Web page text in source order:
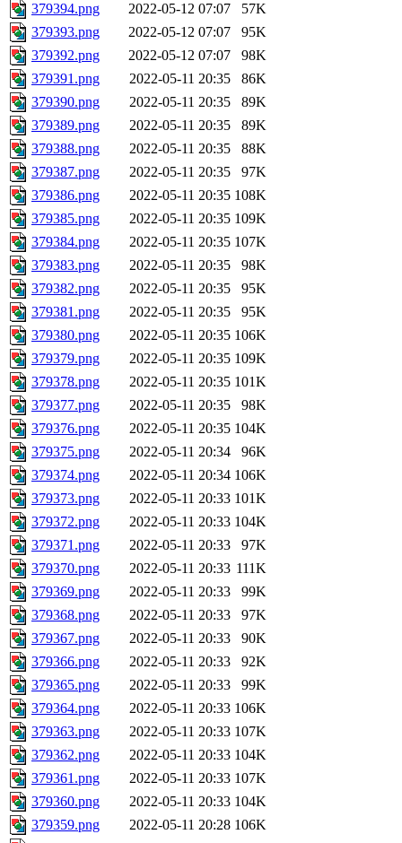
379394.png
2022-05-12 07:07
57K
379393.png
2022-05-12 07:07
95K
379392.png
2022-05-12 07:07
98K
379391.png
2022-05-11 20:35
86K
379390.png
2022-05-11 20:35
89K
379389.png
2022-05-11 20:35
89K
379388.png
2022-05-11 20:35
88K
379387.png
2022-05-11 20:35
97K
379386.png
2022-05-11 20:35 108K
379385.png
2022-05-11 20:35 109K
379384.png
2022-05-11 20:35 107K
379383.png
2022-05-11 20:35
98K
379382.png
2022-05-11 20:35
95K
379381.png
2022-05-11 20:35
95K
379380.png
2022-05-11 20:35 106K
379379.png
2022-05-11 20:35 109K
379378.png
2022-05-11 20:35 101K
379377.png
2022-05-11 20:35
98K
379376.png
2022-05-11 20:35 104K
379375.png
2022-05-11 20:34
96K
379374.png
2022-05-11 20:34 106K
379373.png
2022-05-11 20:33 101K
379372.png
2022-05-11 20:33 104K
379371.png
2022-05-11 20:33
97K
379370.png
2022-05-11 20:33 111K
379369.png
2022-05-11 20:33
99K
379368.png
2022-05-11 20:33
97K
379367.png
2022-05-11 20:33
90K
379366.png
2022-05-11 20:33
92K
379365.png
2022-05-11 20:33
99K
379364.png
2022-05-11 20:33 106K
379363.png
2022-05-11 20:33 107K
379362.png
2022-05-11 20:33 104K
379361.png
2022-05-11 20:33 107K
379360.png
2022-05-11 20:33 104K
379359.png
2022-05-11 20:28 106K